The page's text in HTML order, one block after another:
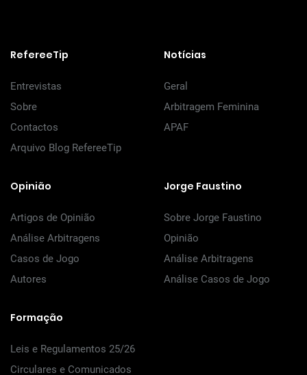
RefereeTip
Entrevistas
Sobre
Contactos
Arquivo Blog RefereeTip
Notícias
Geral
Arbitragem Feminina
APAF
Opinião
Artigos de Opinião
Análise Arbitragens
Casos de Jogo
Autores
Jorge Faustino
Sobre Jorge Faustino
Opinião
Análise Arbitragens
Análise Casos de Jogo
Formação
Leis e Regulamentos 25/26
Circulares e Comunicados